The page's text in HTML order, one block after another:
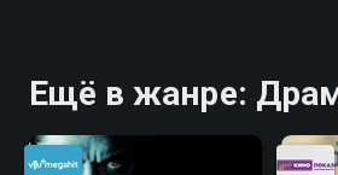
Ещё в жанре: